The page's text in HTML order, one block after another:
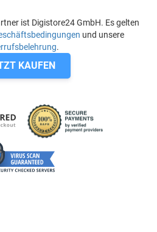
ist Digistore24 GmbH. Es gelten
und unsere
.
KAUFEN